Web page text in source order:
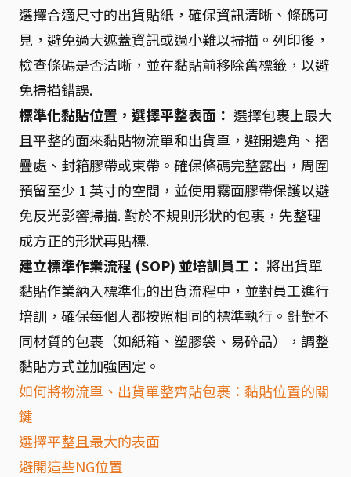
選擇合適尺寸的出貨貼紙，確保資訊清晰、條碼可
見，避免過大遮蓋資訊或過小難以掃描。列印後，
檢查條碼是否清晰，並在黏貼前移除舊標籤，以避
免掃描錯誤.
標準化黏貼位置，選擇平整表面： 選擇包裹上最大
且平整的面來黏貼物流單和出貨單，避開邊角、摺
疊處、封箱膠帶或束帶。確保條碼完整露出，周圍
預留至少 1 英寸的空間，並使用霧面膠帶保護以避
免反光影響掃描. 對於不規則形狀的包裹，先整理
成方正的形狀再貼標.
建立標準作業流程 (SOP) 並培訓員工： 將出貨單
黏貼作業納入標準化的出貨流程中，並對員工進行
培訓，確保每個人都按照相同的標準執行。針對不
同材質的包裹（如紙箱、塑膠袋、易碎品），調整
黏貼方式並加強固定。
如何將物流單、出貨單整齊貼包裹：黏貼位置的關
鍵
選擇平整且最大的表面
避開這些NG位置